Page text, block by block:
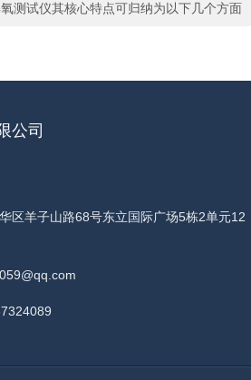
测试仪其核心特点可归纳为以下几个方面
公司
区羊子山路68号东立国际广场5栋2单元12